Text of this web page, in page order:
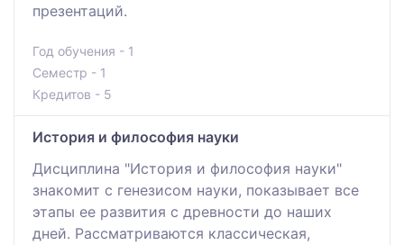
презентаций.
Год обучения - 1
Семестр - 1
Кредитов - 5
История и философия науки
Дисциплина "История и философия науки"
знакомит с генезисом науки, показывает все
этапы ее развития с древности до наших
дней. Рассматриваются классическая,